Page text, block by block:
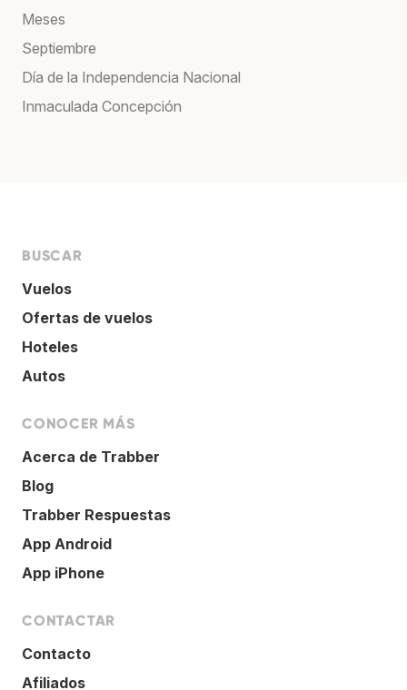
Meses
Septiembre
Día de la Independencia Nacional
Inmaculada Concepción
BUSCAR
Vuelos
Ofertas de vuelos
Hoteles
Autos
CONOCER MÁS
Acerca de Trabber
Blog
Trabber Respuestas
App Android
App iPhone
CONTACTAR
Contacto
Afiliados